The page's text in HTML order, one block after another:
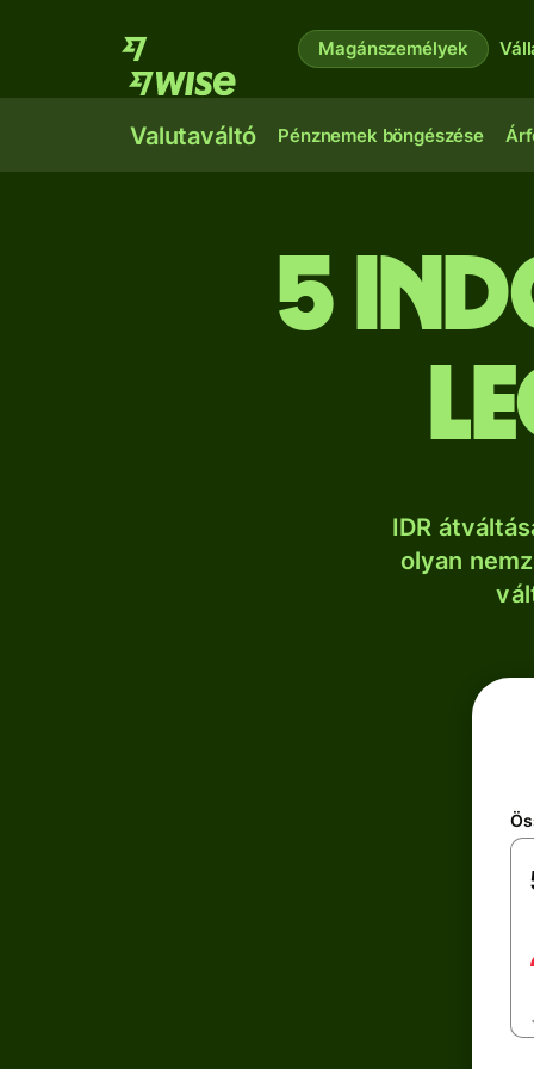
Magánszemélyek
Valutaváltó Pénznemek böngészése
5
IDR
olyan